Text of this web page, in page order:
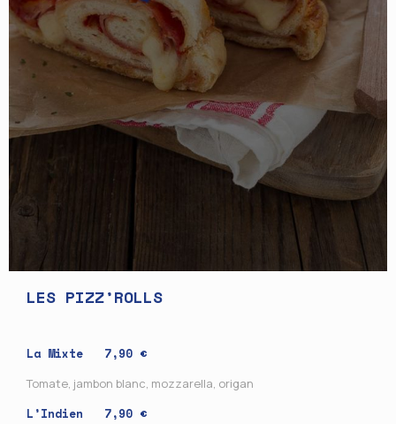
LES PIZZ’ROLLS
La Mixte 7,90 €
Tomate, jambon blanc, mozzarella, origan
L’Indien 7,90 €